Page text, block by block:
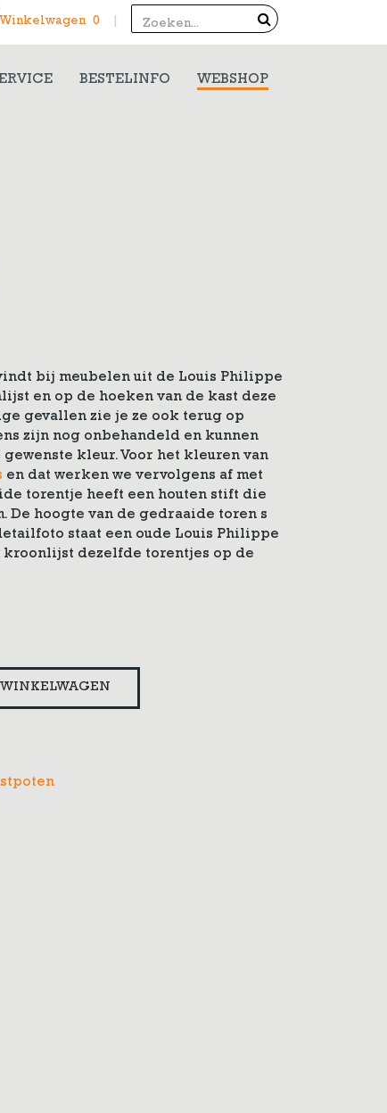
Winkelwagen 0
BESTELINFO WEBSHOP
bij meubelen uit de Louis Philippe
en op de hoeken van de kast deze
gevallen zie je ze ook terug op
zijn nog onbehandeld en kunnen
kleur. Voor het kleuren van
en dat werken we vervolgens af met
torentje heeft een houten stift die
De hoogte van de gedraaide toren s
staat een oude Louis Philippe
dezelfde torentjes op de